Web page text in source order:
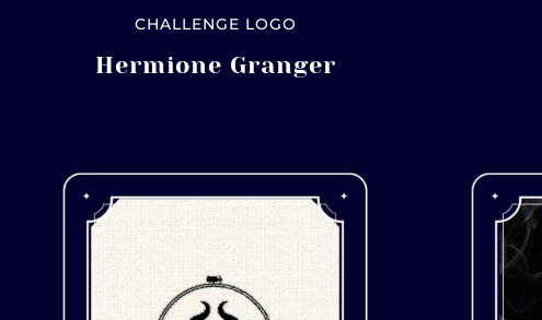
CHALLENGE LOGO
Hermione Granger